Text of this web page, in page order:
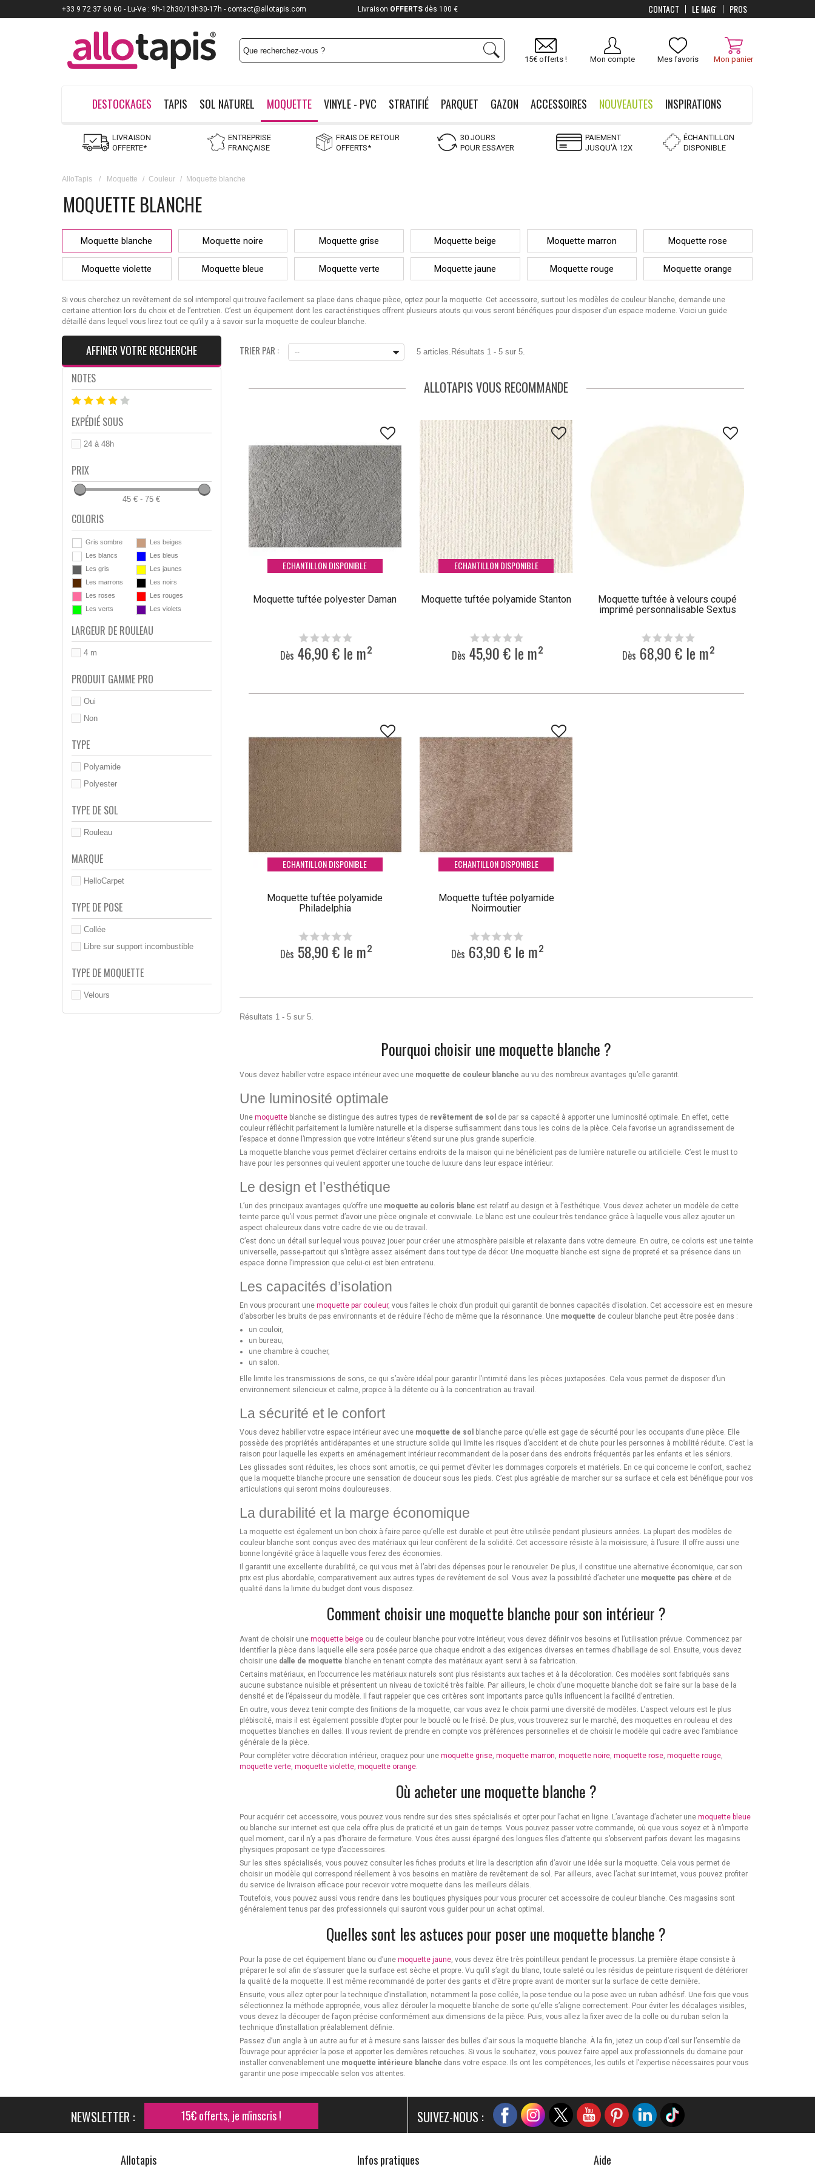
Mon panier
Mes favoris
Mon compte
15€ offerts !
DESTOCKAGES TAPIS SOL NATUREL MOQUETTE VINYLE - PVC STRATIFIÉ PARQUET GAZON ACCESSOIRES NOUVEAUTES INSPIRATIONS
LIVRAISON
OFFERTE*
ENTREPRISE
FRANÇAISE
FRAIS DE RETOUR
OFFERTS*
30 JOURS
POUR ESSAYER
PAIEMENT
JUSQU'À 12X
ÉCHANTILLON
DISPONIBLE
AlloTapis / Moquette / Couleur / Moquette blanche
MOQUETTE BLANCHE
Moquette blanche Moquette noire Moquette grise Moquette beige Moquette marron Moquette rose
Moquette violette Moquette bleue Moquette verte Moquette jaune Moquette rouge Moquette orange
Si vous cherchez un revêtement de sol intemporel qui trouve facilement sa place dans chaque pièce, optez pour la moquette. Cet accessoire, surtout les modèles de couleur blanche, demande une
certaine attention lors du choix et de l’entretien. C’est un équipement dont les caractéristiques offrent plusieurs atouts qui vous seront bénéfiques pour disposer d’un espace moderne. Voici un guide
détaillé dans lequel vous lirez tout ce qu’il y a à savoir sur la moquette de couleur blanche.
AFFINER VOTRE RECHERCHE
NOTES
EXPÉDIÉ SOUS
24 à 48h
PRIX
45 € - 75 €
COLORIS
Gris sombre
Les beiges
Les blancs
Les bleus
Les gris
Les jaunes
Les marrons
Les noirs
Les roses
Les rouges
Les verts
Les violets
LARGEUR DE ROULEAU
4 m
PRODUIT GAMME PRO
Oui
Non
TYPE
Polyamide
Polyester
TYPE DE SOL
Rouleau
MARQUE
HelloCarpet
TYPE DE POSE
Collée
Libre sur support incombustible
TYPE DE MOQUETTE
Velours
TRIER PAR : -- 5 articles. Résultats 1 - 5 sur 5.
ALLOTAPIS VOUS RECOMMANDE
ECHANTILLON DISPONIBLE
Moquette tuftée polyester Daman
Dès 46,90 € le m²
ECHANTILLON DISPONIBLE
Moquette tuftée polyamide Stanton
Dès 45,90 € le m²
Moquette tuftée à velours coupé
imprimé personnalisable Sextus
Dès 68,90 € le m²
ECHANTILLON DISPONIBLE
Moquette tuftée polyamide
Philadelphia
Dès 58,90 € le m²
ECHANTILLON DISPONIBLE
Moquette tuftée polyamide
Noirmoutier
Dès 63,90 € le m²
Résultats 1 - 5 sur 5.
Pourquoi choisir une moquette blanche ?
Vous devez habiller votre espace intérieur avec une moquette de couleur blanche au vu des nombreux avantages qu’elle garantit.
Une luminosité optimale
Une moquetteblanche se distingue des autres types de revêtement de sol de par sa capacité à apporter une luminosité optimale. En effet, cette
couleur réfléchit parfaitement la lumière naturelle et la disperse suffisamment dans tous les coins de la pièce. Cela favorise un agrandissement de
l’espace et donne l’impression que votre intérieur s’étend sur une plus grande superficie.
La moquette blanche vous permet d’éclairer certains endroits de la maison qui ne bénéficient pas de lumière naturelle ou artificielle. C’est le must to
have pour les personnes qui veulent apporter une touche de luxure dans leur espace intérieur.
Le design et l’esthétique
L’un des principaux avantages qu’offre une moquette au coloris blancest relatif au design et à l’esthétique. Vous devez acheter un modèle de cette
teinte parce qu’il vous permet d’avoir une pièce originale et conviviale. Le blanc est une couleur très tendance grâce à laquelle vous allez ajouter un
aspect chaleureux dans votre cadre de vie ou de travail.
C’est donc un détail sur lequel vous pouvez jouer pour créer une atmosphère paisible et relaxante dans votre demeure. En outre, ce coloris est une teinte
universelle, passe-partout qui s’intègre assez aisément dans tout type de décor. Une moquette blanche est signe de propreté et sa présence dans un
espace donne l’impression que celui-ci est bien entretenu.
Les capacités d’isolation
En vous procurant une moquette par couleur, vous faites le choix d’un produit qui garantit de bonnes capacités d’isolation. Cet accessoire est en mesure
d’absorber les bruits de pas environnants et de réduire l’écho de même que la résonnance. Une moquette de couleur blanche peut être posée dans :
un couloir,
un bureau,
une chambre à coucher,
un salon.
Elle limite les transmissions de sons, ce qui s’avère idéal pour garantir l’intimité dans les pièces juxtaposées. Cela vous permet de disposer d’un
environnement silencieux et calme, propice à la détente ou à la concentration au travail.
La sécurité et le confort
Vous devez habiller votre espace intérieur avec une moquette de sol
blanche parce qu’elle est gage de sécurité pour les occupants d’une pièce. Elle
possède des propriétés antidérapantes et une structure solide qui limite les risques d’accident et de chute pour les personnes à mobilité réduite. C’est la
raison pour laquelle les experts en aménagement intérieur recommandent de la poser dans des endroits fréquentés par les enfants et les séniors.
Les glissades sont réduites, les chocs sont amortis, ce qui permet d’éviter les dommages corporels et matériels. En ce qui concerne le confort, sachez
que la moquette blanche procure une sensation de douceur sous les pieds. C’est plus agréable de marcher sur sa surface et cela est bénéfique pour vos
articulations qui seront moins douloureuses.
La durabilité et la marge économique
La moquette est également un bon choix à faire parce qu’elle est durable et peut être utilisée pendant plusieurs années. La plupart des modèles de
couleur blanche sont conçus avec des matériaux qui leur confèrent de la solidité. Cet accessoire résiste à la moisissure, à l’usure. Il offre aussi une
bonne longévité grâce à laquelle vous ferez des économies.
Il garantit une excellente durabilité, ce qui vous met à l’abri des dépenses pour le renouveler. De plus, il constitue une alternative économique, car son
prix est plus abordable, comparativement aux autres types de revêtement de sol. Vous avez la possibilité d’acheter une moquette pas chère et de
qualité dans la limite du budget dont vous disposez.
Comment choisir une moquette blanche pour son intérieur ?
Avant de choisir une moquette beigeou de couleur blanche pour votre intérieur, vous devez définir vos besoins et l’utilisation prévue. Commencez par
identifier la pièce dans laquelle elle sera posée parce que chaque endroit a des exigences diverses en termes d’habillage de sol. Ensuite, vous devez
choisir une dalle de moquette blanche en tenant compte des matériaux ayant servi à sa fabrication.
Certains matériaux, en l’occurrence les matériaux naturels sont plus résistants aux taches et à la décoloration. Ces modèles sont fabriqués sans
aucune substance nuisible et présentent un niveau de toxicité très faible. Par ailleurs, le choix d’une moquette blanche doit se faire sur la base de la
densité et de l’épaisseur du modèle. Il faut rappeler que ces critères sont importants parce qu’ils influencent la facilité d’entretien.
En outre, vous devez tenir compte des finitions de la moquette, car vous avez le choix parmi une diversité de modèles. L’aspect velours est le plus
plébiscité, mais il est également possible d’opter pour le bouclé ou le frisé. De plus, vous trouverez sur le marché, des moquettes en rouleau et des
moquettes blanches en dalles. Il vous revient de prendre en compte vos préférences personnelles et de choisir le modèle qui cadre avec l’ambiance
générale de la pièce.
Pour compléter votre décoration intérieur, craquez pour une moquette grise, moquette marron, moquette noire, moquette rose, moquette rouge,
moquette verte, moquette violette, moquette orange.
Où acheter une moquette blanche ?
Pour acquérir cet accessoire, vous pouvez vous rendre sur des sites spécialisés et opter pour l’achat en ligne. L’avantage d’acheter une moquette bleue
ou blanche sur internet est que cela offre plus de praticité et un gain de temps. Vous pouvez passer votre commande, où que vous soyez et à n’importe
quel moment, car il n’y a pas d’horaire de fermeture. Vous êtes aussi épargné des longues files d’attente qui s’observent parfois devant les magasins
physiques proposant ce type d’accessoires.
Sur les sites spécialisés, vous pouvez consulter les fiches produits et lire la description afin d’avoir une idée sur la moquette. Cela vous permet de
choisir un modèle qui correspond réellement à vos besoins en matière de revêtement de sol. Par ailleurs, avec l’achat sur internet, vous pouvez profiter
du service de livraison efficace pour recevoir votre moquette dans les meilleurs délais.
Toutefois, vous pouvez aussi vous rendre dans les boutiques physiques pour vous procurer cet accessoire de couleur blanche. Ces magasins sont
généralement tenus par des professionnels qui sauront vous guider pour un achat optimal.
Quelles sont les astuces pour poser une moquette blanche ?
Pour la pose de cet équipement blanc ou d’une moquette jaune, vous devez être très pointilleux pendant le processus. La première étape consiste à
préparer le sol afin de s’assurer que la surface est sèche et propre. Vu qu’il s’agit du blanc, toute saleté ou les résidus de peinture risquent de détériorer
la qualité de la moquette. Il est même recommandé de porter des gants et d’être propre avant de monter sur la surface de cette dernière.
Ensuite, vous allez opter pour la technique d’installation, notamment la pose collée, la pose tendue ou la pose avec un ruban adhésif. Une fois que vous
sélectionnez la méthode appropriée, vous allez dérouler la moquette blanche de sorte qu’elle s’aligne correctement. Pour éviter les décalages visibles,
vous devez la découper de façon précise conformément aux dimensions de la pièce. Puis, vous allez la fixer avec de la colle ou du ruban selon la
technique d’installation préalablement définie.
Passez d’un angle à un autre au fur et à mesure sans laisser des bulles d’air sous la moquette blanche. À la fin, jetez un coup d’œil sur l’ensemble de
l’ouvrage pour apprécier la pose et apporter les dernières retouches. Si vous le souhaitez, vous pouvez faire appel aux professionnels du domaine pour
installer convenablement une moquette intérieure blanche dans votre espace. Ils ont les compétences, les outils et l’expertise nécessaires pour vous
garantir une pose impeccable selon vos attentes.
NEWSLETTER : 15€ offerts, je m'inscris ! SUIVEZ-NOUS :
PROS
LE MAG'
CONTACT
+33 9 72 37 60 60 - Lu-Ve : 9h-12h30/13h30-17h - contact@allotapis.com
Payez jusqu'à12x Livraison OFFERTSdès 100 €
Allotapis Infos pratiques Aide